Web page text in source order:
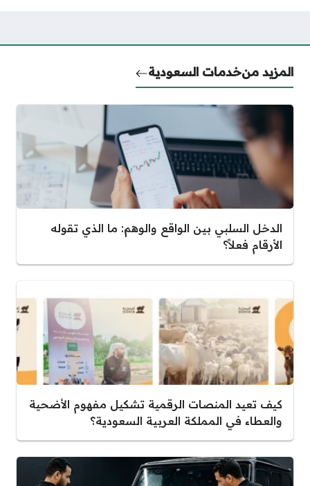
المزيد منخدمات السعودية
الدخل السلبي بين الواقع والوهم: ما الذي تقوله
الأرقام فعلاً؟
كيف تعيد المنصات الرقمية تشكيل مفهوم الأضحية
والعطاء في المملكة العربية السعودية؟